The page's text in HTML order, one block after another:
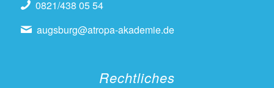
0821/438 05 54
augsburg@atropa-akademie.de
Rechtliches